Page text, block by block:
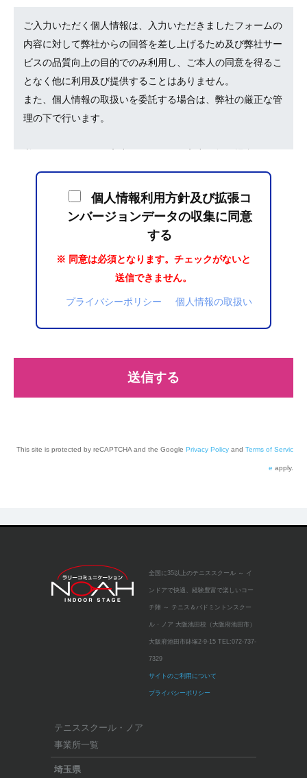
ご入力いただく個人情報は、入力いただきましたフォームの
内容に対して弊社からの回答を差し上げるため及び弊社サー
ビスの品質向上の目的でのみ利用し、ご本人の同意を得るこ
となく他に利用及び提供することはありません。
また、個人情報の取扱いを委託する場合は、弊社の厳正な管
理の下で行います。
答を差し上げることが出来ない場合があります。
個人情報について、利用目的の通知、開示、内容の訂正、追
加又は削除、利用の停止、消去および第三者への提供の停止
のご依頼やその他のお問い合わせについては、下記までお問
い合わせください。
ノアインドアステージ株式会社 個人情報保護管理者 統括部
個人情報利用方針及び拡張コ
ンバージョンデータの収集に同意
する
※ 同意は必須となります。チェックがないと
送信できません。
プライバシーポリシー 個人情報の取扱い
This site is protected by reCAPTCHA and the Google Privacy Policy and Terms of Servic
e apply.
全国に35以上のテニススクール ～ イ
ンドアで快適、経験豊富で楽しいコー
チ陣 ～ テニス＆バドミントンスクー
ル・ノア 大阪池田校（大阪府池田市）
大阪府池田市鉢塚2-9-15 TEL:072-737-
7329
サイトのご利用について
プライバシーポリシー
テニススクール・ノア
事業所一覧
埼玉県